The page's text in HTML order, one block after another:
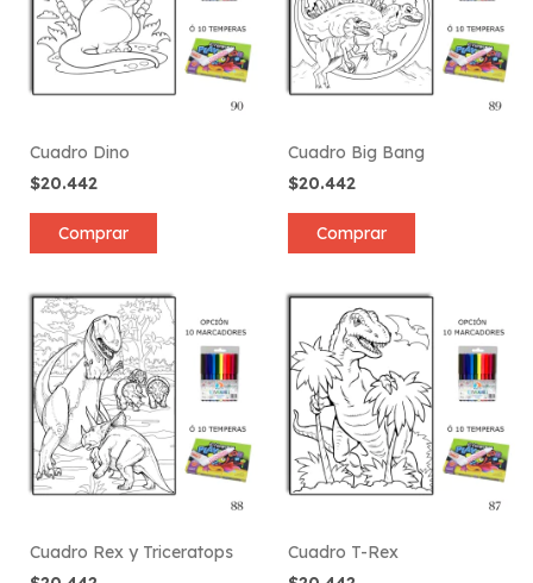
Cuadro Dino
$20.442
Comprar
Cuadro Big Bang
$20.442
Comprar
Cuadro Rex y Triceratops
Cuadro T-Rex